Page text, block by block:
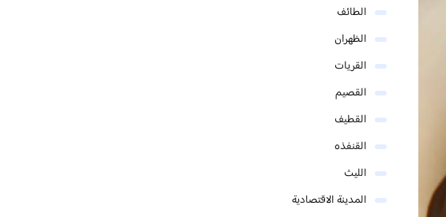
الطائف
الظهران
القريات
القصيم
القطيف
القنفذه
الليث
المدينة الاقتصادية